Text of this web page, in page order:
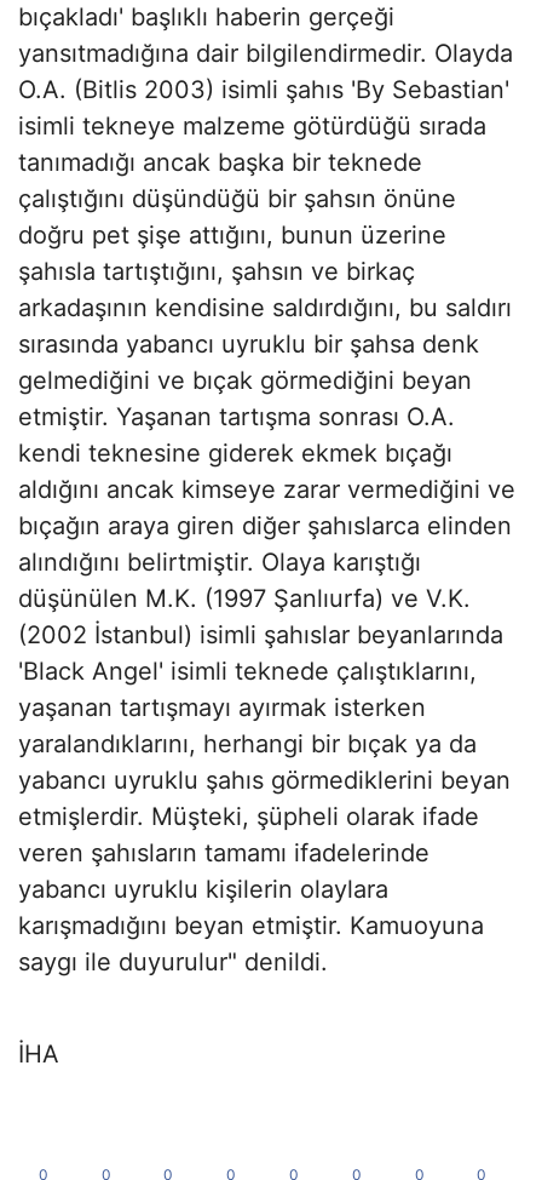
bıçakladı' başlıklı haberin gerçeği
yansıtmadığına dair bilgilendirmedir. Olayda
O.A. (Bitlis 2003) isimli şahıs 'By Sebastian'
isimli tekneye malzeme götürdüğü sırada
tanımadığı ancak başka bir teknede
çalıştığını düşündüğü bir şahsın önüne
doğru pet şişe attığını, bunun üzerine
şahısla tartıştığını, şahsın ve birkaç
arkadaşının kendisine saldırdığını, bu saldırı
sırasında yabancı uyruklu bir şahsa denk
gelmediğini ve bıçak görmediğini beyan
etmiştir. Yaşanan tartışma sonrası O.A.
kendi teknesine giderek ekmek bıçağı
aldığını ancak kimseye zarar vermediğini ve
bıçağın araya giren diğer şahıslarca elinden
alındığını belirtmiştir. Olaya karıştığı
düşünülen M.K. (1997 Şanlıurfa) ve V.K.
(2002 İstanbul) isimli şahıslar beyanlarında
'Black Angel' isimli teknede çalıştıklarını,
yaşanan tartışmayı ayırmak isterken
yaralandıklarını, herhangi bir bıçak ya da
yabancı uyruklu şahıs görmediklerini beyan
etmişlerdir. Müşteki, şüpheli olarak ifade
veren şahısların tamamı ifadelerinde
yabancı uyruklu kişilerin olaylara
karışmadığını beyan etmiştir. Kamuoyuna
saygı ile duyurulur" denildi.
İHA